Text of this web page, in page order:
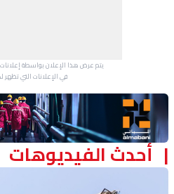
في الإعلانات التي
Advertisement Section
أحدث الفيديوهات